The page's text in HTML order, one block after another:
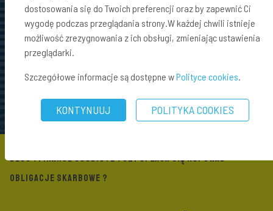
BLOG\FINANSE OSOBISTE\ CZY OPŁACA SIĘ KUPOWAĆ
OBLIGACJE SKARBOWE ?
dostosowania się do Twoich preferencji oraz by zapewnić Ci
wygodę podczas przeglądania strony.W każdej chwili istnieje
możliwość zrezygnowania z ich obsługi, zmieniając ustawienia
przeglądarki.
Szczegółowe informacje są dostępne wPolityce cookies.
KONTYNUUJ POLITYKA COOKIES